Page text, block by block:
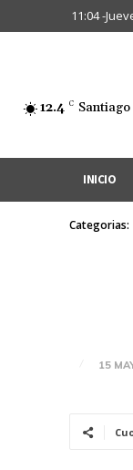
11:04 -
12.4 C Santiago
INICIO
Categorias:
15